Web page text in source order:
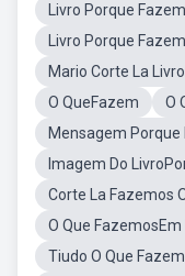
Livro Porque
Livro Porque
Mario Corte La
O QueFazem
O
Mensagem Porque
Imagem Do
Corte La Fazemos
O Que
Tiudo O Que